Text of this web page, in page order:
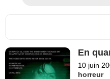
En
10 juin
horreur